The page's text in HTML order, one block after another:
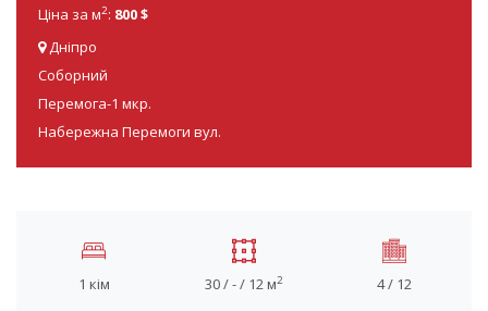
Ціна за м2: 800 $
Дніпро
Соборний
Перемога-1 мкр.
Набережна Перемоги вул.
1 кім 30 / - / 12 м2 4 / 12